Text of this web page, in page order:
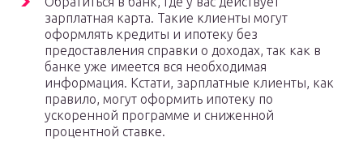
зарплатная карта. Такие клиенты могут
оформлять кредиты и ипотеку без
предоставления справки о доходах, так как в
банке уже имеется вся необходимая
информация. Кстати, зарплатные клиенты, как
правило, могут оформить ипотеку по
ускоренной программе и сниженной
процентной ставке.